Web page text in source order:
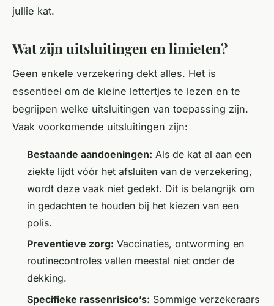
jullie kat.
Wat zijn uitsluitingen en limieten?
Geen enkele verzekering dekt alles. Het is
essentieel om de kleine lettertjes te lezen en te
begrijpen welke uitsluitingen van toepassing zijn.
Vaak voorkomende uitsluitingen zijn:
Bestaande aandoeningen: Als de kat al aan een
ziekte lijdt vóór het afsluiten van de verzekering,
wordt deze vaak niet gedekt. Dit is belangrijk om
in gedachten te houden bij het kiezen van een
polis.
Preventieve zorg: Vaccinaties, ontworming en
routinecontroles vallen meestal niet onder de
dekking.
Specifieke rassenrisico’s: Sommige verzekeraars